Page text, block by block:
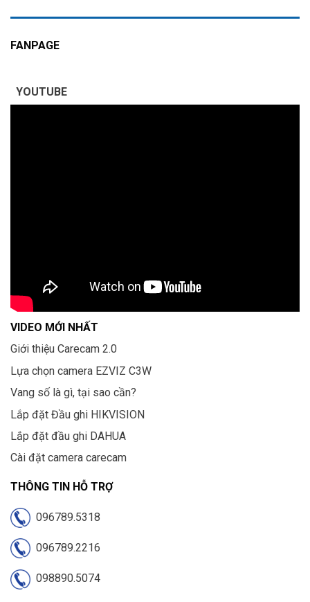
FANPAGE
YOUTUBE
VIDEO MỚI NHẤT
Giới thiệu Carecam 2.0
Lựa chọn camera EZVIZ C3W
Vang số là gì, tại sao cần?
Lắp đặt Đầu ghi HIKVISION
Lắp đặt đầu ghi DAHUA
Cài đặt camera carecam
THÔNG TIN HỖ TRỢ
096789.5318
096789.2216
098890.5074